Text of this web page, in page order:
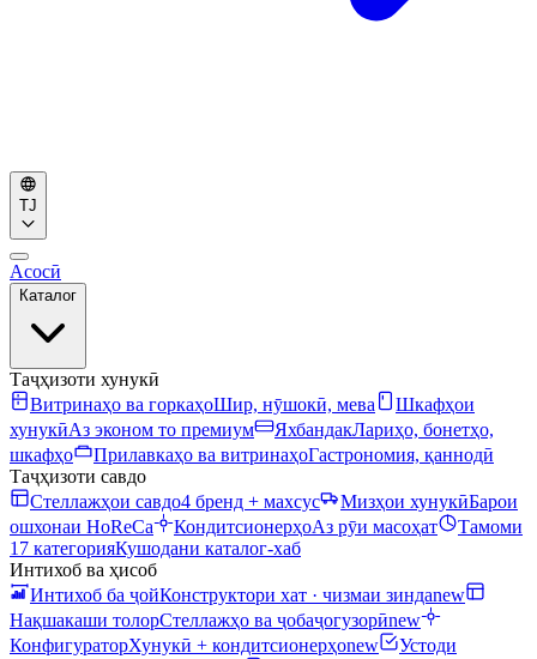
TJ
Асосӣ
Каталог
Таҷҳизоти хунукӣ
Витринаҳо ва горкаҳоШир, нӯшокӣ, мева
Шкафҳои
хунукӣАз эконом то премиум ЯхбандакЛариҳо, бонетҳо,
шкафҳо
Прилавкаҳо ва витринаҳоГастрономия, қаннодӣ
Таҷҳизоти савдо
Стеллажҳои савдо4 бренд + махсус Мизҳои хунукӣБарои
ошхонаи HoReCa
КондитсионерҳоАз рӯи масоҳат
Тамоми
17 категорияКушодани каталог-хаб
Интихоб ва ҳисоб
Интихоб ба ҷойКонструктори хат · чизмаи зиндаnew
Нақшакаши толорСтеллажҳо ва ҷобаҷогузорӣnew
КонфигураторХунукӣ + кондитсионерҳоnew
Устоди